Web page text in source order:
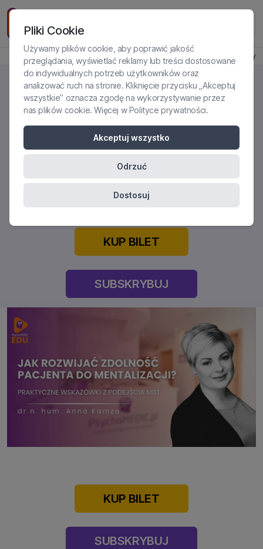
Produkt jest dostępny
JAK ROZWIJAĆ ZDOLNOŚĆ
PACJENTA DO MENTALIZACJI?
PRAKTYCZNE WSKAZÓWKI Z
PODEJŚCIA MBT
Certyfikowane szkolenie online
KUP BILET
SUBSKRYBUJ
KUP BILET
SUBSKRYBUJ
Pliki Cookie
Używamy plików cookie, aby poprawić jakość
przeglądania, wyświetlać reklamy lub treści dostosowane
do indywidualnych potrzeb użytkowników oraz
analizować ruch na stronie. Kliknięcie przycisku „Akceptuj
wszystkie” oznacza zgodę na wykorzystywanie przez
nas plików cookie. Więcej wPolityce prywatności.
Akceptuj wszystko
Odrzuć
Dostosuj